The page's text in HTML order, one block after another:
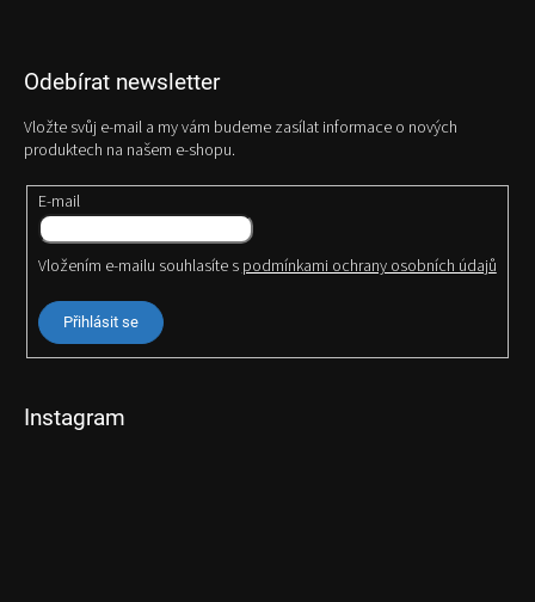
Odebírat newsletter
Vložte svůj e-mail a my vám budeme zasílat informace o nových
produktech na našem e-shopu.
E-mail
Vložením e-mailu souhlasíte spodmínkami ochrany osobních údajů
Přihlásit se
Instagram